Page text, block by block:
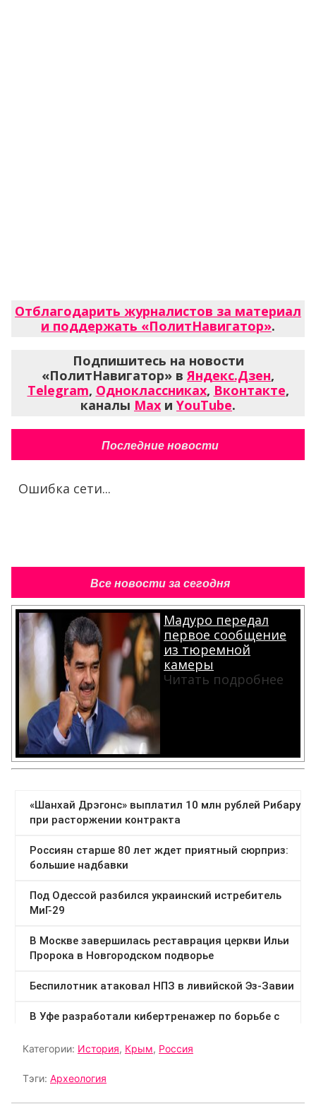
Отблагодарить журналистов за материал
и поддержать «ПолитНавигатор».
Подпишитесь на новости
«ПолитНавигатор» в Яндекс.Дзен,
Telegram, Одноклассниках, Вконтакте,
каналы Max и YouTube.
Последние новости
Ошибка сети...
Все новости за сегодня
Мадуро передал
первое сообщение
из тюремной
камеры
Читать подробнее
Категории: История, Крым, Россия
Тэги: Археология